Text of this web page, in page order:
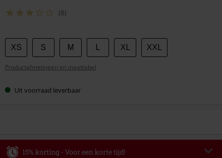
(8)
Kies
je
maat
XS S M XL XXL
Productafmetingen en maattabel
Uit voorraad leverbaar
15% korting - Voor een korte tijd!